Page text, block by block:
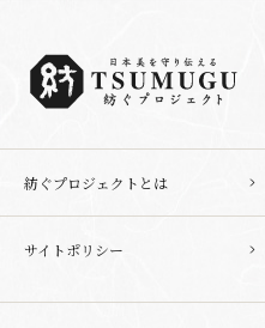
紡ぐプロジェクトとは
サイトポリシー